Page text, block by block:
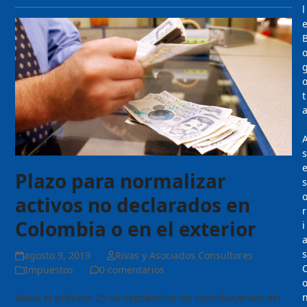
Plazo para normalizar
activos no declarados en
Colombia o en el exterior
agosto 9, 2019
Rivas y Asociados Consultores
Impuestos
0 comentarios
Hasta el próximo 25 de septiembre los contribuyentes del
l
e
o
o
t
a
s
e
s
o
r
i
a
s
o